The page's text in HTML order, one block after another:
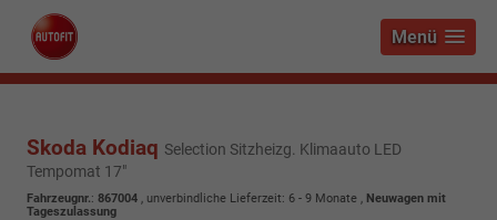
Menü
Skoda Kodiaq Selection Sitzheizg. Klimaauto LED
Tempomat 17"
Fahrzeugnr.: 867004 , unverbindliche Lieferzeit: 6 - 9 Monate , Neuwagen mit
Tageszulassung